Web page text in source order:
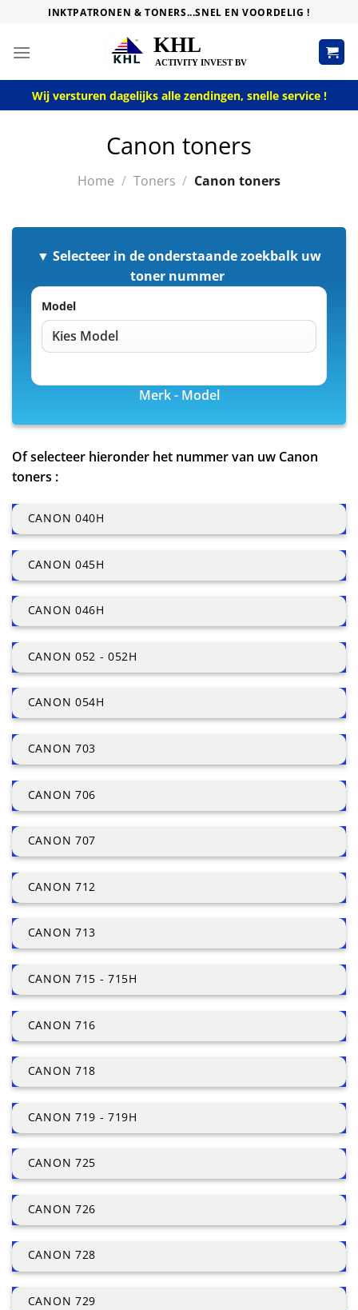
content
INKTPATRONEN & TONERS...SNEL EN VOORDELIG !
Wij versturen dagelijks alle zendingen, snelle service !
Canon toners
Home / Toners / Canon toners
▼ Selecteer in de onderstaande zoekbalk uw
toner nummer
Model
Merk - Model
Of selecteer hieronder het nummer van uw Canon
toners :
CANON 040H
CANON 045H
CANON 046H
CANON 052 - 052H
CANON 054H
CANON 703
CANON 706
CANON 707
CANON 712
CANON 713
CANON 715 - 715H
CANON 716
CANON 718
CANON 719 - 719H
CANON 725
CANON 726
CANON 728
CANON 729